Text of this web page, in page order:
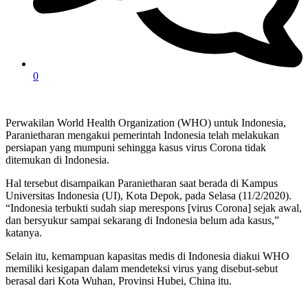
0
Perwakilan World Health Organization (WHO) untuk Indonesia,
Paranietharan mengakui pemerintah Indonesia telah melakukan
persiapan yang mumpuni sehingga kasus virus Corona tidak
ditemukan di Indonesia.
Hal tersebut disampaikan Paranietharan saat berada di Kampus
Universitas Indonesia (UI), Kota Depok, pada Selasa (11/2/2020).
“Indonesia terbukti sudah siap merespons [virus Corona] sejak awal,
dan bersyukur sampai sekarang di Indonesia belum ada kasus,”
katanya.
Selain itu, kemampuan kapasitas medis di Indonesia diakui WHO
memiliki kesigapan dalam mendeteksi virus yang disebut-sebut
berasal dari Kota Wuhan, Provinsi Hubei, China itu.